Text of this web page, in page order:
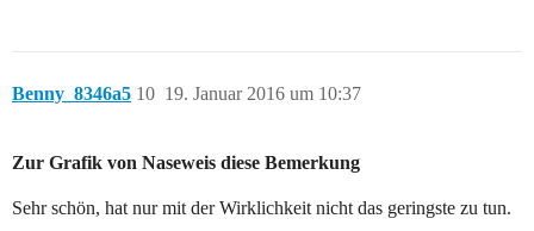
Benny_8346a5 19. Januar 2016 um 10:37
10
Zur Grafik von Naseweis diese Bemerkung
Sehr schön, hat nur mit der Wirklichkeit nicht das geringste zu tun.